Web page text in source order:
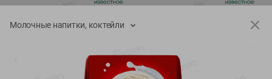
Молочные напитки, коктейли